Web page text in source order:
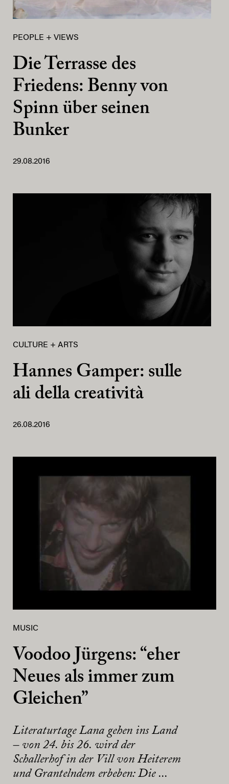
PEOPLE + VIEWS
Die Terrasse des
Friedens: Benny von
Spinn über seinen
Bunker
29.08.2016
CULTURE + ARTS
Hannes Gamper: sulle
ali della creatività
26.08.2016
MUSIC
Voodoo Jürgens: “eher
Neues als immer zum
Gleichen”
Literaturtage Lana gehen ins Land
– von 24. bis 26. wird der
Schallerhof in der Vill von Heiterem
und Grantelndem erbeben: Die ...